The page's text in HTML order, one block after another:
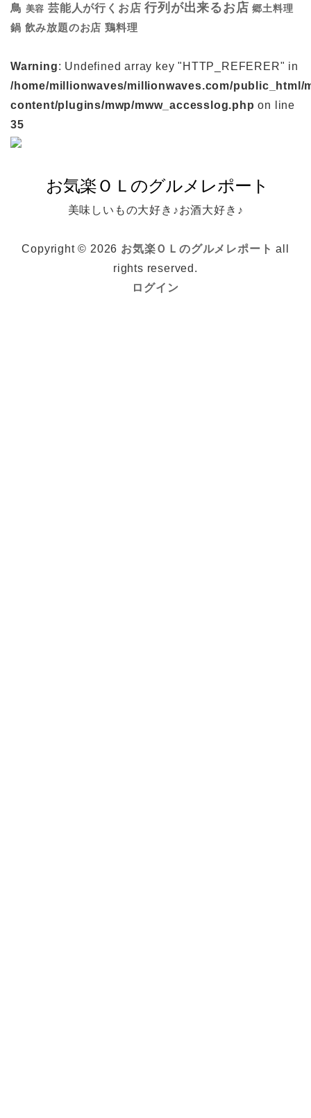
鳥 美容 芸能人が行くお店 行列が出来るお店 郷土料理
鍋 飲み放題のお店 鶏料理
Warning: Undefined array key "HTTP_REFERER" in
/home/millionwaves/millionwaves.com/public_html/
content/plugins/mwp/mww_accesslog.php on line
35
美味しいもの大好き♪お酒大好き♪
Copyright © 2026 お気楽ＯＬのグルメレポート all
rights reserved.
ログイン